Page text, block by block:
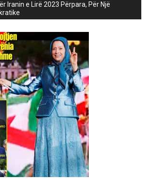
Iranin e Lirë 2023 Përpara, Për Një